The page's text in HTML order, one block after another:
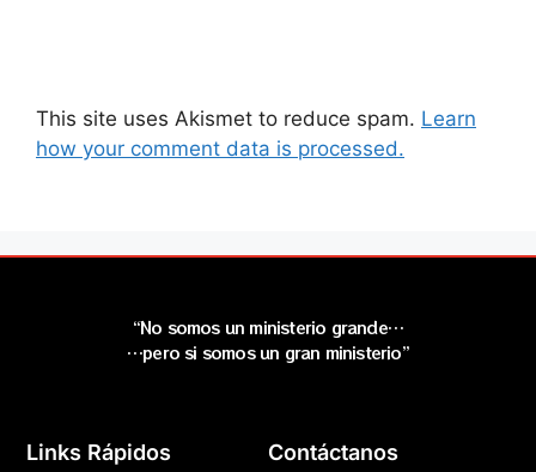
This site uses Akismet to reduce spam. Learn
how your comment data is processed.
“No somos un ministerio grande…
…pero si somos un gran ministerio”
Links Rápidos Contáctanos